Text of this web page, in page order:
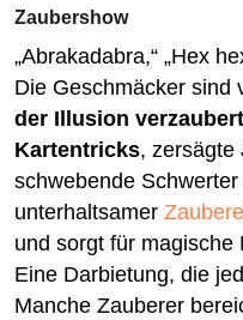
Zaubershow
„Abrakadabra,“ „Hex
Die Geschmäcker sind
der Illusion verzaubert
Kartentricks, zersägte
schwebende
unterhaltsamer
und sorgt für magische
Eine Darbietung, die
Manche Zauberer